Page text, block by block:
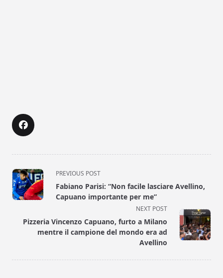
<span
class="nav-
subtitle
reader-
text">Page</span>
PREVIOUS POST
Fabiano Parisi: “Non facile lasciare Avellino,
Capuano importante per me”
NEXT POST
Pizzeria Vincenzo Capuano, furto a Milano
mentre il campione del mondo era ad
Avellino